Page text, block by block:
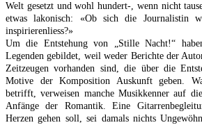
Welt gesetzt und wohl hundert-, wenn nicht
etwas lakonisch: «Ob sich die Journalistin
inspirierenliess?»
Um die Entstehung von „Stille Nacht!“
Legenden gebildet, weil weder Berichte der
Zeitzeugen vorhanden sind, die über die
Motive der Komposition Auskunft geben.
betrifft, verweisen manche Musikkenner auf
Anfänge der Romantik. Eine
Herzen gehen soll, sei damals nichts